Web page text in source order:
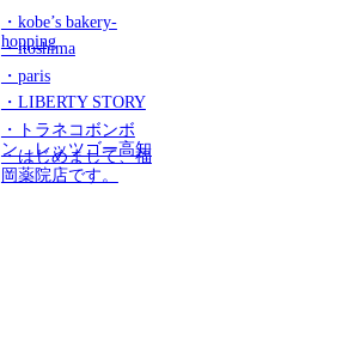
・kobe’s bakery-
hopping
・itoshima
・paris
・LIBERTY STORY
・トラネコボンボ
ン レッツゴー高知
・はじめまして、福
岡薬院店です。